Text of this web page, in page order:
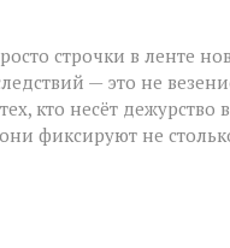
строчки в ленте
— это не
кто несёт
фиксируют не